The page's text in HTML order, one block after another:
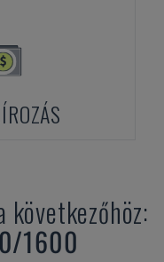
következőhöz:
1600